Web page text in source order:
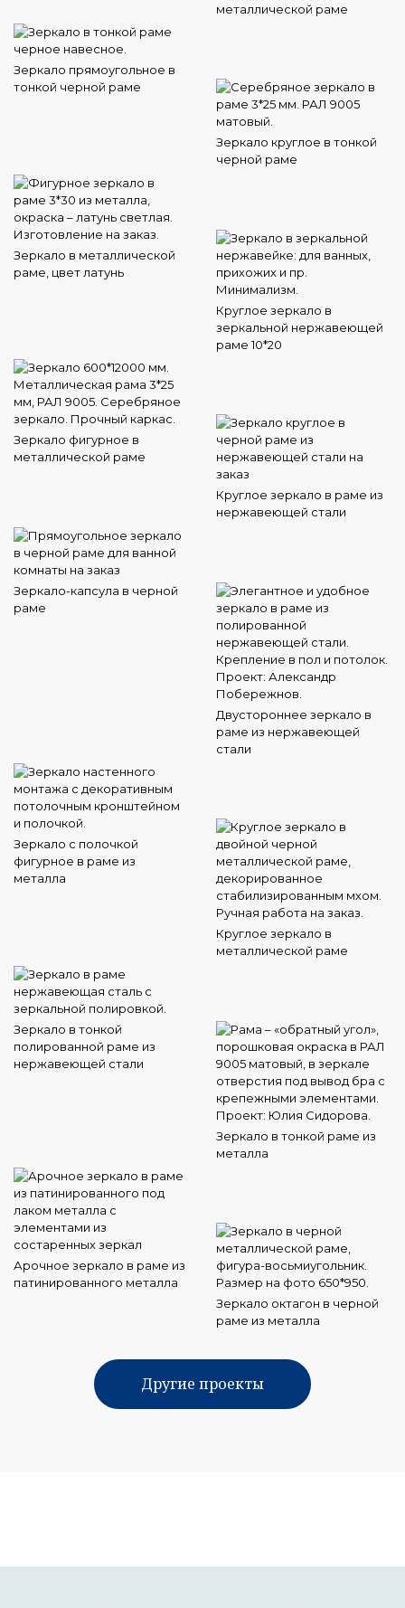
металлической раме
Зеркало прямоугольное в
тонкой черной раме
Зеркало круглое в тонкой
черной раме
Зеркало в металлической
раме, цвет латунь
Круглое зеркало в
зеркальной нержавеющей
раме 10*20
Зеркало фигурное в
металлической раме
Круглое зеркало в раме из
нержавеющей стали
Зеркало-капсула в черной
раме
Двустороннее зеркало в
раме из нержавеющей
стали
Зеркало с полочкой
фигурное в раме из
металла
Круглое зеркало в
металлической раме
Зеркало в тонкой
полированной раме из
нержавеющей стали
Зеркало в тонкой раме из
металла
Арочное зеркало в раме из
патинированного металла
Зеркало октагон в черной
раме из металла
Другие проекты